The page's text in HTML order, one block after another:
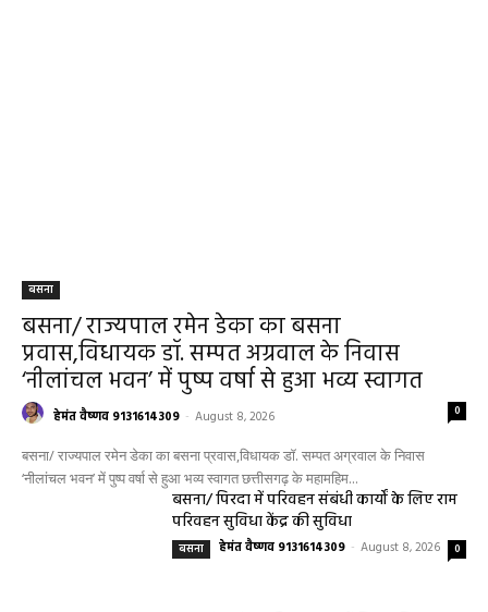
बसना
बसना/ राज्यपाल रमेन डेका का बसना
प्रवास,विधायक डॉ. सम्पत अग्रवाल के निवास
‘नीलांचल भवन’ में पुष्प वर्षा से हुआ भव्य स्वागत
हेमंत वैष्णव 9131614309 - August 8, 2026 0
बसना/ राज्यपाल रमेन डेका का बसना प्रवास,विधायक डॉ. सम्पत अग्रवाल के निवास
‘नीलांचल भवन’ में पुष्प वर्षा से हुआ भव्य स्वागत छत्तीसगढ़ के महामहिम...
बसना/ पिरदा में परिवहन संबंधी कार्यों के लिए राम
परिवहन सुविधा केंद्र की सुविधा
बसना हेमंत वैष्णव 9131614309 - August 8, 2026 0